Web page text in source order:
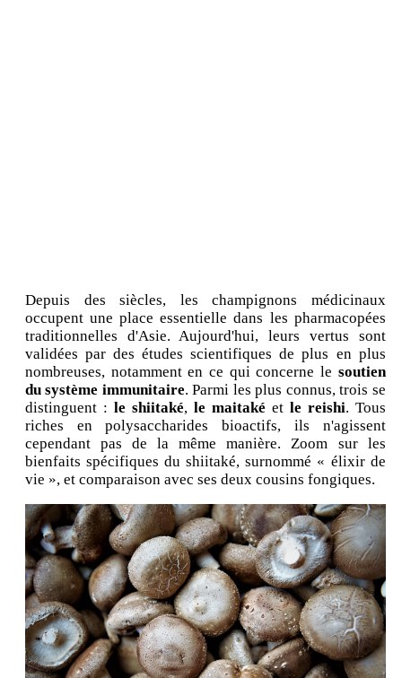
Depuis des siècles, les champignons médicinaux
occupent une place essentielle dans les pharmacopées
traditionnelles d'Asie. Aujourd'hui, leurs vertus sont
validées par des études scientifiques de plus en plus
nombreuses, notamment en ce qui concerne le soutien
du système immunitaire. Parmi les plus connus, trois se
distinguent : le shiitaké, le maitaké et le reishi. Tous
riches en polysaccharides bioactifs, ils n'agissent
cependant pas de la même manière. Zoom sur les
bienfaits spécifiques du shiitaké, surnommé « élixir de
vie », et comparaison avec ses deux cousins fongiques.